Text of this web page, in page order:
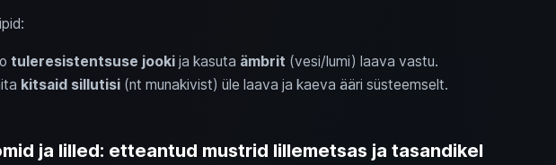
tuleresistentsuse jookija kasuta ämbrit (vesi/lumi) laava vastu.
kitsaid sillutisi(nt munakivist) üle laava ja kaeva ääri süsteemselt.
ja lilled: etteantud mustrid lillemetsas ja tasandikel